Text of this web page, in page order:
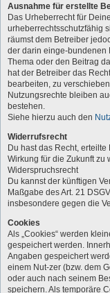
Ausnahme für erstellte
Das Urheberrecht für
urheberrechtsschutzfähig
räumst dem Betreiber
der darin einge-bundenen
Thema oder den Beitrag
hat der Betreiber das
bearbeiten, zu
Nutzungsrechte bleiben
bestehen.
Siehe hierzu auch den
Widerrufsrecht
Du hast das Recht, erteilte
Wirkung für die Zukunft zu
Widerspruchsrecht
Du kannst der künftigen
Maßgabe des Art. 21
insbesondere gegen die
Cookies
Als „Cookies“ werden
gespeichert werden.
Angaben gespeichert
einem Nut-zer (bzw. dem
oder auch nach seinem
speichern. Als temporäre